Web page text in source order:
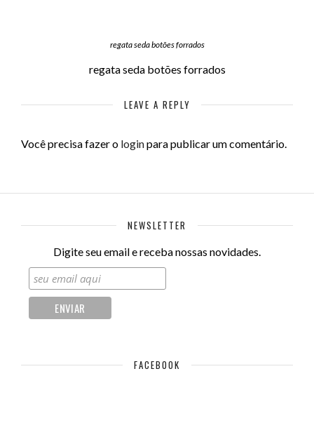
regata seda botões forrados
regata seda botões forrados
LEAVE A REPLY
Você precisa fazer o loginpara publicar um comentário.
NEWSLETTER
Digite seu email e receba nossas novidades.
FACEBOOK